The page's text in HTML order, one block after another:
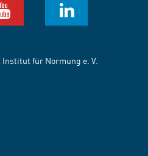
für Normung e. V.